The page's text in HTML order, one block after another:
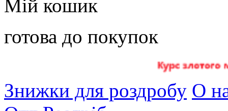
Мій кошик
готова до покупок
Знижки для роздробу О